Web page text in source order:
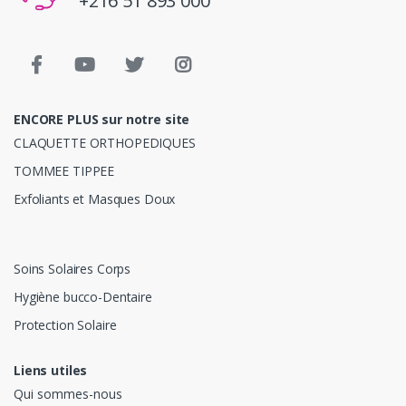
ENCORE PLUS sur notre site
CLAQUETTE ORTHOPEDIQUES
TOMMEE TIPPEE
Exfoliants et Masques Doux
Soins Solaires Corps
Hygiène bucco-Dentaire
Protection Solaire
Liens utiles
Qui sommes-nous